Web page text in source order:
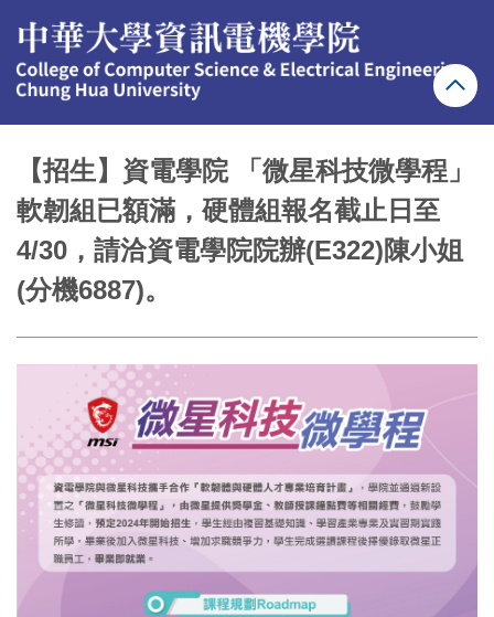
到
主
要
【招生】資電學院 「微星科技微學程」
軟韌組已額滿，硬體組報名截止日至
4/30，請洽資電學院院辦(E322)陳小姐
(分機6887)。